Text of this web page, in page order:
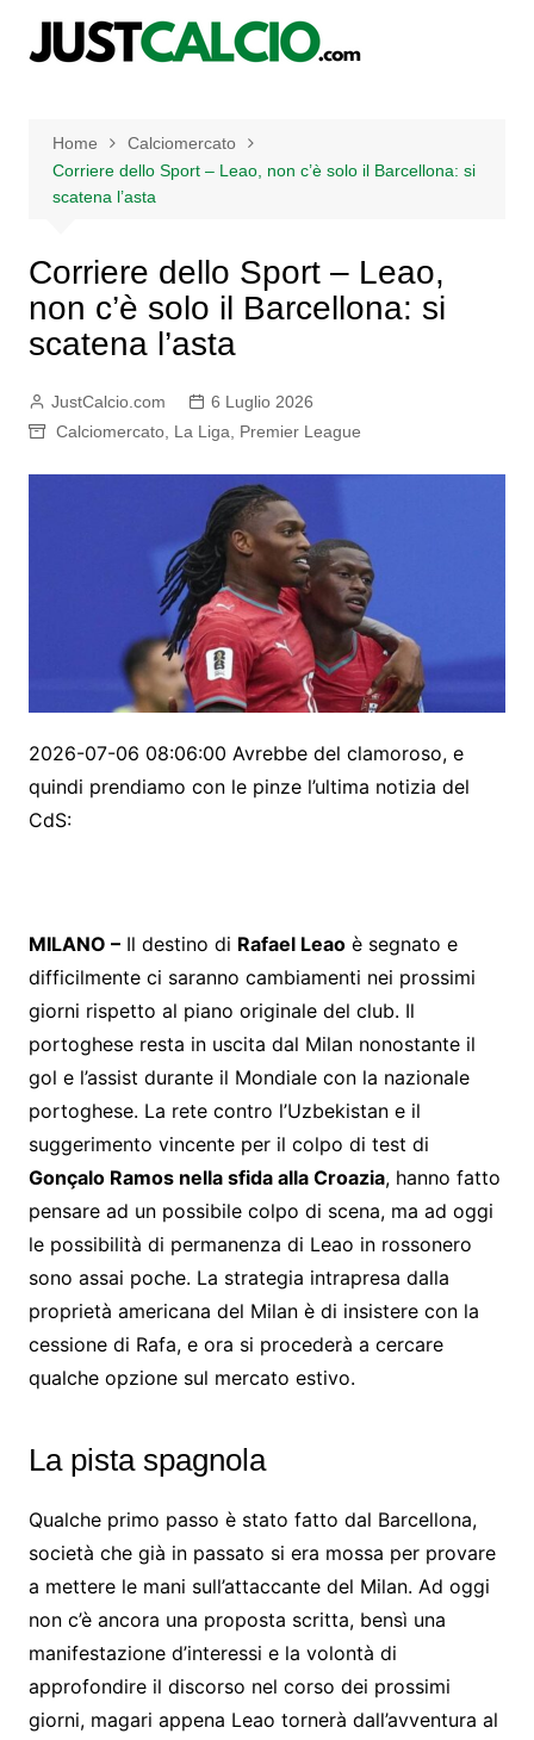
Home
Calciomercato
Corriere dello Sport – Leao, non c’è solo il Barcellona: si
scatena l’asta
Corriere dello Sport – Leao,
non c’è solo il Barcellona: si
scatena l’asta
JustCalcio.com
6 Luglio 2026
Calciomercato, La Liga Premier League
2026-07-06 08:06:00 Avrebbe del clamoroso, e
quindi prendiamo con le pinze l’ultima notizia del
CdS:
MILANO –Il destino di Rafael Leaoè segnato e
difficilmente ci saranno cambiamenti nei prossimi
giorni rispetto al piano originale del club. Il
portoghese resta in uscita dal Milan nonostante il
gol e l’assist durante il Mondiale con la nazionale
portoghese. La rete contro l’Uzbekistan e il
suggerimento vincente per il colpo di test di
Gonçalo Ramos nella sfida alla Croazia, hanno fatto
pensare ad un possibile colpo di scena, ma ad oggi
le possibilità di permanenza di Leao in rossonero
sono assai poche. La strategia intrapresa dalla
proprietà americana del Milan è di insistere con la
cessione di Rafa, e ora si procederà a cercare
qualche opzione sul mercato estivo.
La pista spagnola
Qualche primo passo è stato fatto dal Barcellona,
società che già in passato si era mossa per provare
a mettere le mani sull’attaccante del Milan. Ad oggi
non c’è ancora una proposta scritta, bensì una
manifestazione d’interessi e la volontà di
approfondire il discorso nel corso dei prossimi
giorni, magari appena Leao tornerà dall’avventura al